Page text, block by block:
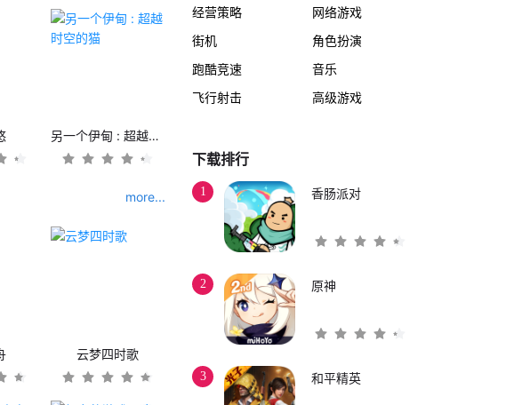
另一个伊甸 : 超越时空的猫
more...
云梦四时歌
经营策略
网络游戏
街机
角色扮演
跑酷竞速
音乐
飞行射击
高级游戏
下载排行
1 香肠派对
2 原神
3 和平精英